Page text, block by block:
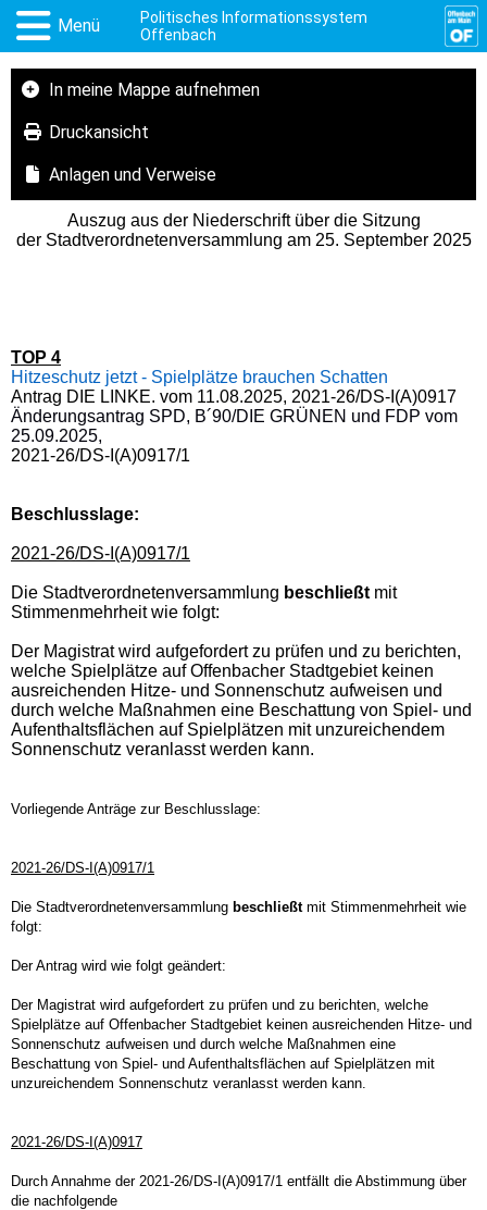
Menü
Politisches Informationssystem
Offenbach
In meine Mappe aufnehmen
Druckansicht
Anlagen und Verweise
Auszug aus der Niederschrift über die Sitzung
der Stadtverordnetenversammlung am 25. September 2025
TOP 4
Hitzeschutz jetzt - Spielplätze brauchen Schatten
Antrag DIE LINKE. vom 11.08.2025, 2021-26/DS-I(A)0917
Änderungsantrag SPD, B´90/DIE GRÜNEN und FDP vom
25.09.2025,
2021-26/DS-I(A)0917/1
Beschlusslage:
2021-26/DS-I(A)0917/1
Die Stadtverordnetenversammlung beschließt mit
Stimmenmehrheit wie folgt:
Der Magistrat wird aufgefordert zu prüfen und zu berichten,
welche Spielplätze auf Offenbacher Stadtgebiet keinen
ausreichenden Hitze- und Sonnenschutz aufweisen und
durch welche Maßnahmen eine Beschattung von Spiel- und
Aufenthaltsflächen auf Spielplätzen mit unzureichendem
Sonnenschutz veranlasst werden kann.
Vorliegende Anträge zur Beschlusslage:
2021-26/DS-I(A)0917/1
Die Stadtverordnetenversammlung beschließtmit Stimmenmehrheit wie
folgt:
Der Antrag wird wie folgt geändert:
Der Magistrat wird aufgefordert zu prüfen und zu berichten, welche
Spielplätze auf Offenbacher Stadtgebiet keinen ausreichenden Hitze- und
Sonnenschutz aufweisen und durch welche Maßnahmen eine
Beschattung von Spiel- und Aufenthaltsflächen auf Spielplätzen mit
unzureichendem Sonnenschutz veranlasst werden kann.
2021-26/DS-I(A)0917
Durch Annahme der 2021-26/DS-I(A)0917/1 entfällt die Abstimmung über
die nachfolgende